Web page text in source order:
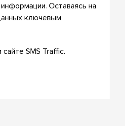
Оставаясь на
ключевым
SMS Traffic.